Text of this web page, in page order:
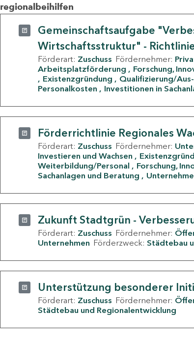
regionalbeihilfen
Gemeinschaftsaufgabe
Wirtschaftsstruktur" -
Förderart: Zuschuss Fördernehmer:
Arbeitsplatzförderung
Forschung,
Existenzgründung
Qualifizierung/
Personalkosten
Investitionen in
Förderrichtlinie Regionales
Förderart: Zuschuss Fördernehmer:
Investieren und Wachsen
Weiterbildung/Personal
Forschung,
Sachanlagen und Beratung
Zukunft Stadtgrün -
Förderart: Zuschuss Fördernehmer:
Unternehmen Förderzweck: Städtebau
Unterstützung besonderer
Förderart: Zuschuss Fördernehmer:
Städtebau und Regionalentwicklung